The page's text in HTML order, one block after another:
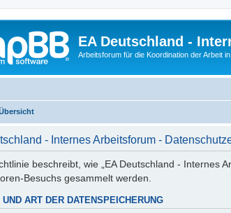
EA Deutschland -
Arbeitsforum für die Koordination der Arbeit
- Internes Arbeitsforum -
beschreibt, wie „EA Deutschland - Internes
Besuchs gesammelt werden.
UND ART DER DATENSPEICHERUNG